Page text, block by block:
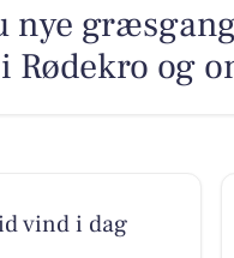
nye
og
vind i dag